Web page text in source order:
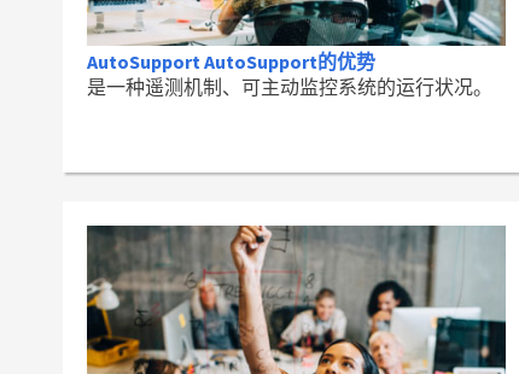
AutoSupport AutoSupport的优势
是一种遥测机制、可主动监控系统的运行状况。